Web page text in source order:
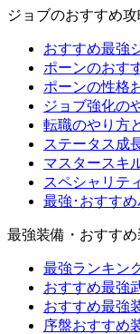
ジョブのおすすめ攻
おすすめ最強
ポーンのおす
ポーンの性格
ジョブ強化の
転職のやり方
ステータス成
マスタースキ
スペシャリテ
最強･おすす
最強装備・おすすめ
最強ランキン
おすすめ最強
おすすめ最強
序盤おすすめ